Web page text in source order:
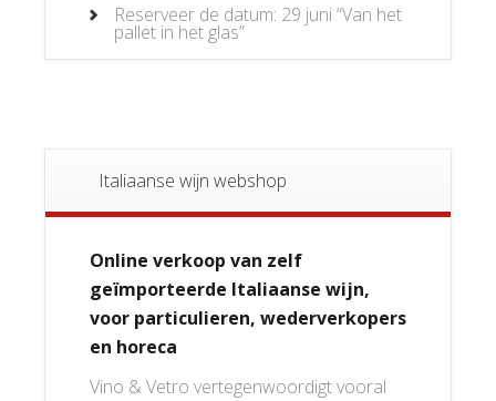
Reserveer de datum: 29 juni “Van het
pallet in het glas”
Italiaanse wijn webshop
Online verkoop van zelf
geïmporteerde Italiaanse wijn,
voor particulieren, wederverkopers
en horeca
Vino & Vetro vertegenwoordigt vooral